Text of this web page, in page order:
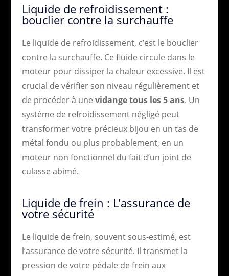
Liquide de refroidissement :
bouclier contre la surchauffe
Le liquide de refroidissement, c’est le bouclier
contre la surchauffe. Ce fluide circule dans le
moteur pour dissiper la chaleur excessive. Il est
crucial de vérifier son niveau régulièrement et
de procéder à une vidange tous les 5 ans. Un
système de refroidissement négligé peut
transformer votre précieux bijou en un tas de
métal fondu ou plus probablement, en un
moteur non fonctionnel du fait d’un joint de
culasse abimé.
Liquide de frein : L’assurance de
votre sécurité
Le liquide de frein, souvent sous-estimé, est
l’assurance de votre sécurité. Il transmet la
pression de votre pédale de frein aux